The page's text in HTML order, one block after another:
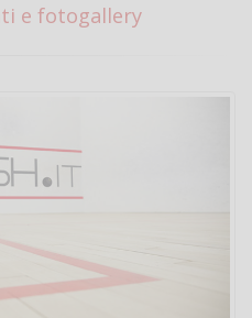
e fotogallery